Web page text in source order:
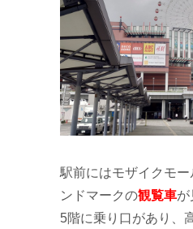
駅前にはモザイクモ
ンドマークの観覧車が
5階に乗り口があり、